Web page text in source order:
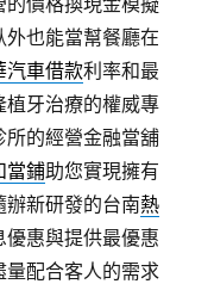
外也能當幫餐廳在
汽車借款利率和最
植牙治療的權威專
所的經營金融當舖
當鋪助您實現擁有
新研發的台南熱
惠與提供最優惠
量配合客人的需求